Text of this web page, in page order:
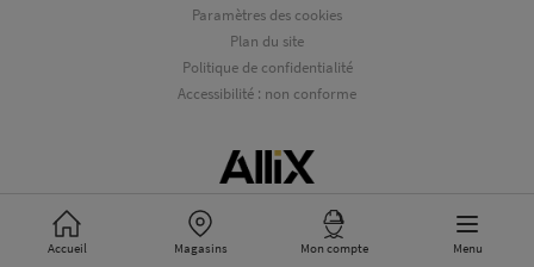
Accueil Magasins Mon compte Menu
Paramètres des cookies
Plan du site
Politique de confidentialité
Accessibilité : non conforme